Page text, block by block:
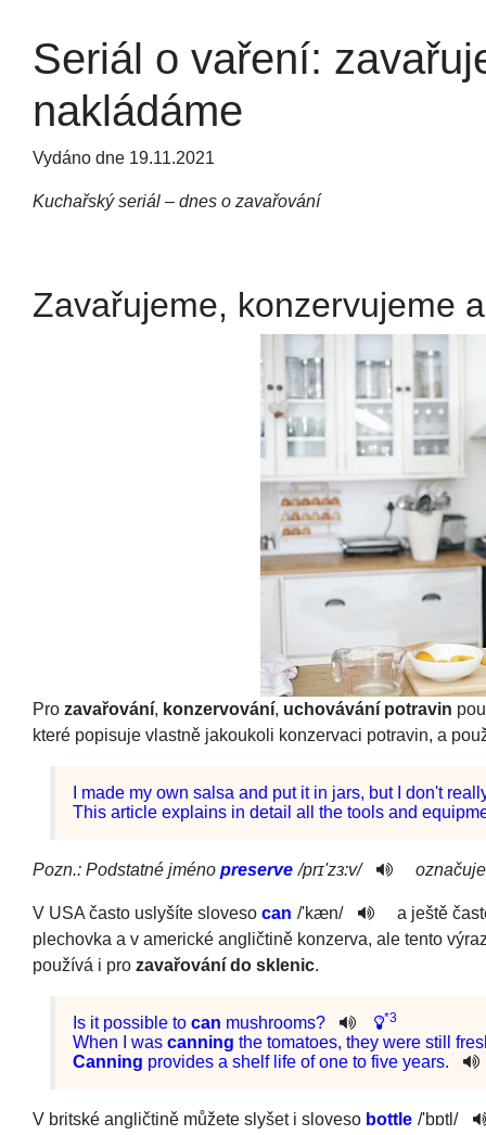
Seriál o vaření:
nakládáme
Vydáno dne 19.11.2021
Kuchařský seriál – dnes o zavařování
Zavařujeme, konzervujeme
Pro zavařování, konzervování, uchovávání potravin
které popisuje vlastně jakoukoli konzervaci potravin, a
made my own salsa and put it in jars, but don't
This article explains in detail all the tools and
Pozn.: Podstatné jméno preserve /prɪ'zɜ:v/­
V USA často uslyšíte sloveso can /'kæn/
a ještě
plechovka a v americké angličtině konzerva, ale tento
používá i pro zavařování do sklenic.
Is it possible to can mushrooms? *3
When was canning the tomatoes, they were still
Canning provides a shelf life of one to five years.
V britské angličtině můžete slyšet i sloveso bottle /'bɒtl/